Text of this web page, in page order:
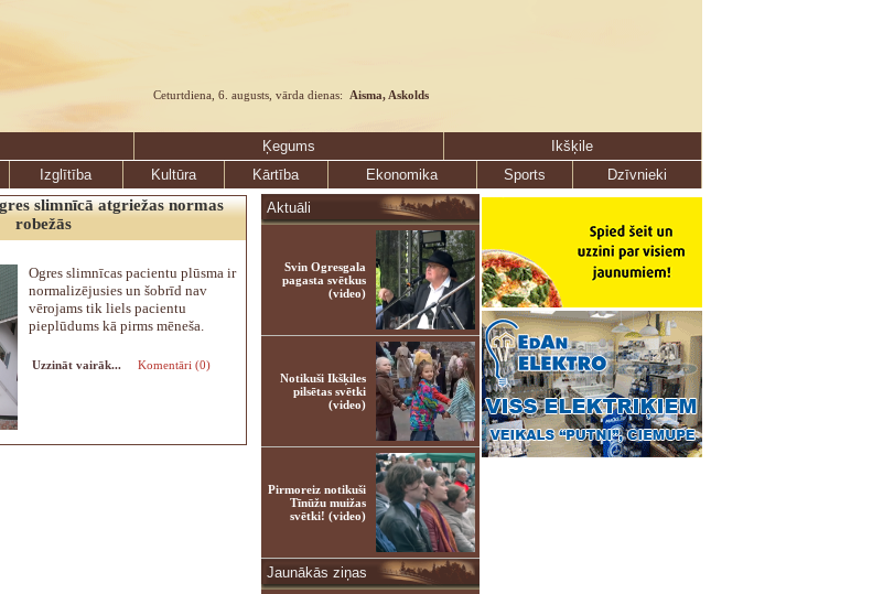
Ceturtdiena, 6. augusts, vārda dienas: Aisma, Askolds
Ķegums
Ikšķile
Izglītība Kultūra Kārtība Ekonomika Sports
Dzīvnieki
slimnīcā atgriežas normas
robežās
Ogres slimnīcas pacientu plūsma ir
normalizējusies un šobrīd nav
vērojams tik liels pacientu
pieplūdums kā pirms mēneša.
Uzzināt vairāk... Komentāri (0)
Aktuāli
Svin Ogresgala
pagasta svētkus
(video)
Notikuši Ikšķiles
pilsētas svētki
(video)
Pirmoreiz notikuši
Tīnūžu muižas
svētki! (video)
Jaunākās ziņas